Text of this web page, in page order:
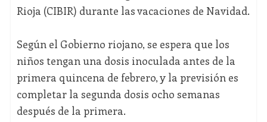
Rioja (CIBIR) durante las vacaciones de Navidad.
Según el Gobierno riojano, se espera que los
niños tengan una dosis inoculada antes de la
primera quincena de febrero, y la previsión es
completar la segunda dosis ocho semanas
después de la primera.